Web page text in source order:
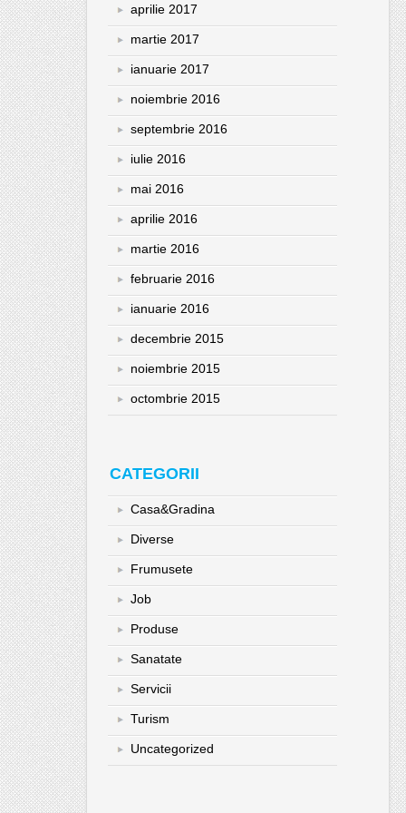
aprilie 2017
martie 2017
ianuarie 2017
noiembrie 2016
septembrie 2016
iulie 2016
mai 2016
aprilie 2016
martie 2016
februarie 2016
ianuarie 2016
decembrie 2015
noiembrie 2015
octombrie 2015
CATEGORII
Casa&Gradina
Diverse
Frumusete
Job
Produse
Sanatate
Servicii
Turism
Uncategorized